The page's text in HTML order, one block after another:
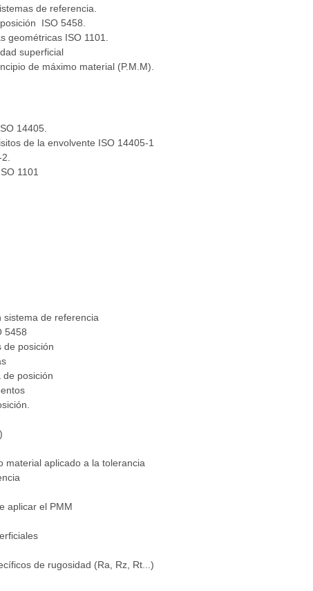
de referencia.
ISO 5458.
geométricas ISO 1101.
superficial
de máximo material (P.M.M).
14405.
de la envolvente ISO 14405-1
1101
de referencia
5458
de posición
de posición
material aplicado a la tolerancia
aplicar el PMM
de rugosidad (Ra, Rz, Rt...)